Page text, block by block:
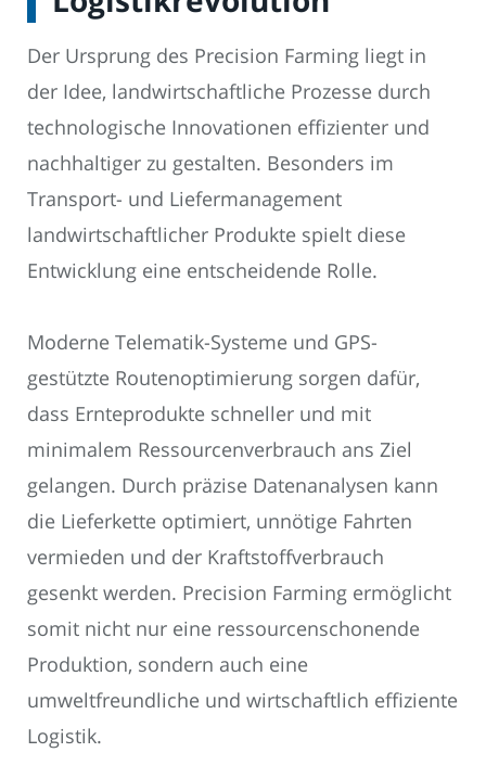
Der Ursprung des Precision Farming liegt in
der Idee, landwirtschaftliche Prozesse durch
technologische Innovationen effizienter und
nachhaltiger zu gestalten. Besonders im
Transport- und Liefermanagement
landwirtschaftlicher Produkte spielt diese
Entwicklung eine entscheidende Rolle.
Moderne Telematik-Systeme und GPS-
gestützte Routenoptimierung sorgen dafür,
dass Ernteprodukte schneller und mit
minimalem Ressourcenverbrauch ans Ziel
gelangen. Durch präzise Datenanalysen kann
die Lieferkette optimiert, unnötige Fahrten
vermieden und der Kraftstoffverbrauch
gesenkt werden. Precision Farming ermöglicht
somit nicht nur eine ressourcenschonende
Produktion, sondern auch eine
umweltfreundliche und wirtschaftlich effiziente
Logistik.